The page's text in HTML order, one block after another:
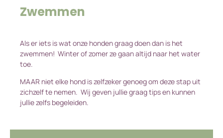
Zwemmen
Als er iets is wat onze honden graag doen dan is het
zwemmen! Winter of zomer ze gaan altijd naar het water
toe.
MAAR niet elke hond is zelfzeker genoeg om deze stap uit
zichzelf te nemen. Wij geven jullie graag tips en kunnen
jullie zelfs begeleiden.